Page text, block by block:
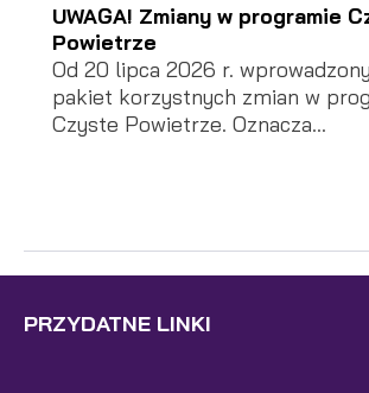
UWAGA! Zmiany w programie
Powietrze
Od 20 lipca 2026 r.
pakiet korzystnych zmian w
Czyste Powietrze. Oznacza...
PRZYDATNE LINKI